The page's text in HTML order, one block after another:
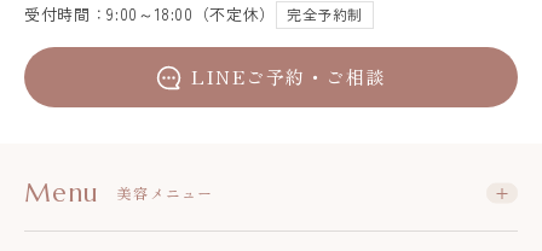
受付時間：9:00～18:00（不定休） 完全予約制
LINEご予約・ご相談
Menu 美容メニュー